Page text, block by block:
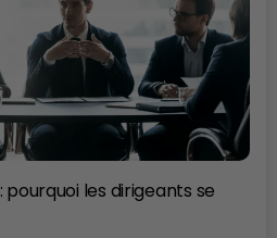
pourquoi les dirigeants se